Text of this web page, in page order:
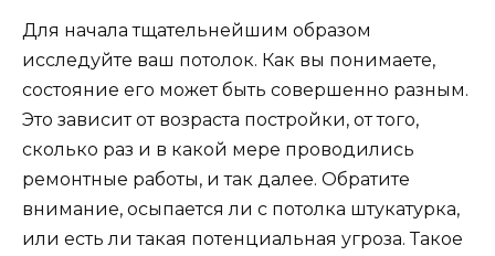
Для начала тщательнейшим образом
исследуйте ваш потолок. Как вы понимаете,
состояние его может быть совершенно разным.
Это зависит от возраста постройки, от того,
сколько раз и в какой мере проводились
ремонтные работы, и так далее. Обратите
внимание, осыпается ли с потолка штукатурка,
или есть ли такая потенциальная угроза. Такое